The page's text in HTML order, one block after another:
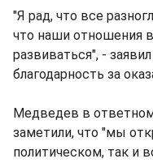
"Я рад, что все
что наши отношения
развиваться", -
благодарность за
Медведев в
заметили, что "мы
политическом, так и